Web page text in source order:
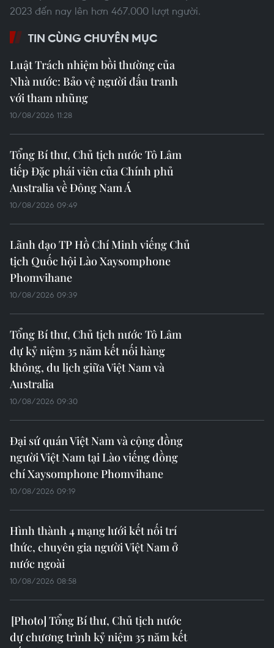
ở Khu di tích Quốc gia đặc biệt Tân Trào
04/04/2025 07:33
Sáng 4/4, Đoàn kiều bào gồm gần 50 đại biểu trở về từ
hơn 20 quốc gia và vùng lãnh thổ thành kính dâng
hương, hoa tưởng nhớ Chủ tịch Hồ Chí Minh ở Lán Nà
Nưa, Khu di tích Quốc gia đặc biệt Tân Trào.
Tuyên Quang: Sức sống mới trên quê
hương cách mạng Tân Trào
31/08/2024 01:33
Về Tân Trào hôm nay, điều dễ thấy là xã mang diện
mạo mới với những ngôi nhà mọc lên san sát, tuyến
đường nhựa, đường bêtông đi đến khắp các thôn, bản
của xã.